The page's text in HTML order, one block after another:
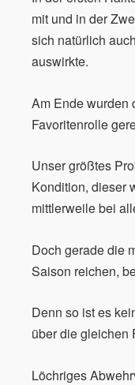
mit und in der
sich natürlich
auswirkte.
Am Ende wurden
Favoritenrolle
Unser größtes
Kondition, dieser
mittlerweile bei
Doch gerade die
Saison reichen,
Denn so ist es
über die gleichen
Löchriges